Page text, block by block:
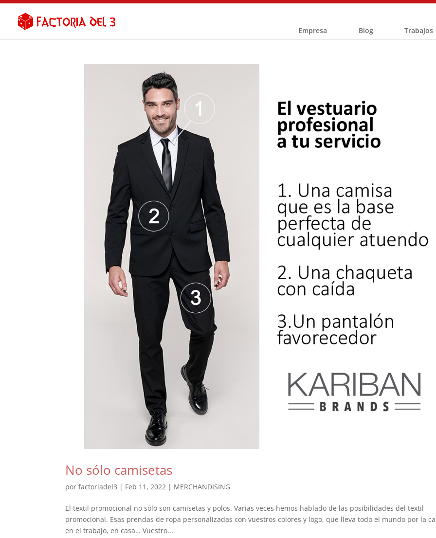
Empresa Blog Trabajos
No sólo camisetas
porfactoriadel3 | Feb 11, 2022 | MERCHANDISING
El textil promocional no sólo son camisetas y polos. Varias veces hemos hablado de las posibilidades del textil
promocional. Esas prendas de ropa personalizadas con vuestros colores y logo, que lleva todo el mundo por la
en el trabajo, en casa… Vuestro...